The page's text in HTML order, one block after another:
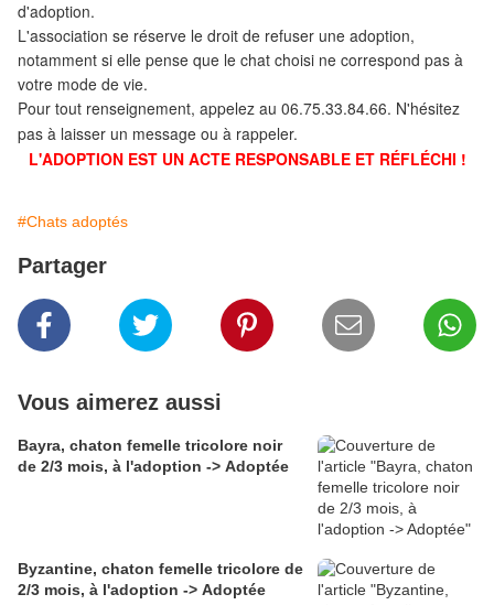
d'adoption.
L'association se réserve le droit de refuser une adoption,
notamment si elle pense que le chat choisi ne correspond pas à
votre mode de vie.
Pour tout renseignement, appelez au 06.75.33.84.66. N'hésitez
pas à laisser un message ou à rappeler.
L'ADOPTION EST UN ACTE RESPONSABLE ET RÉFLÉCHI !
#Chats adoptés
Partager
Vous aimerez aussi
Bayra, chaton femelle tricolore noir
de 2/3 mois, à l'adoption -> Adoptée
Byzantine, chaton femelle tricolore de
2/3 mois, à l'adoption -> Adoptée